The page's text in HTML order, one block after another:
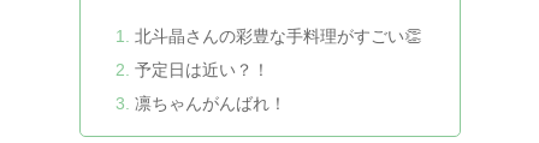
北斗晶さんの彩豊な手料理がすごい👏
予定日は近い？！
凛ちゃんがんばれ！